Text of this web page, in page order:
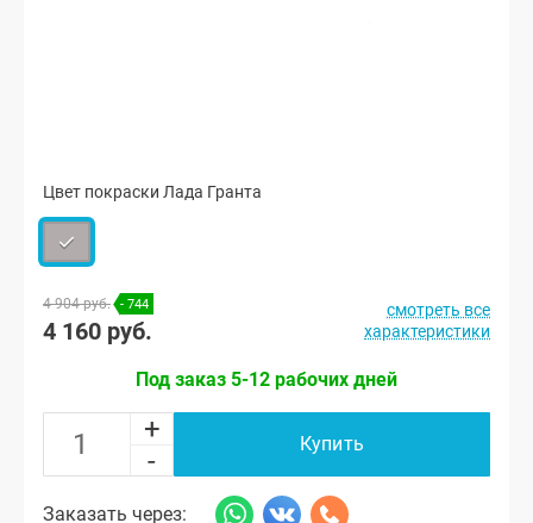
Цвет покраски Лада Гранта
4 904 руб. - 744
4 160 руб.
смотреть все
характеристики
Под заказ 5-12 рабочих дней
+
-
Купить
Заказать через: